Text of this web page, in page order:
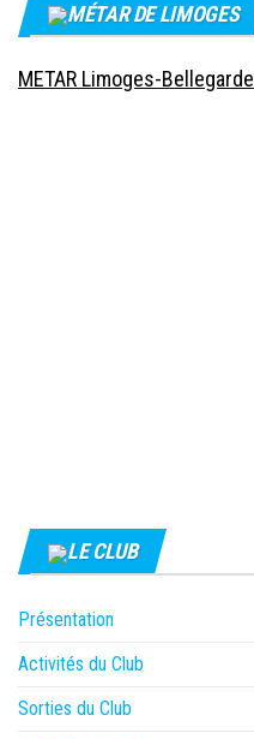
MÉTAR DE LIMOGES
METAR Limoges-Bellegarde
LE CLUB
Présentation
Activités du Club
Sorties du Club